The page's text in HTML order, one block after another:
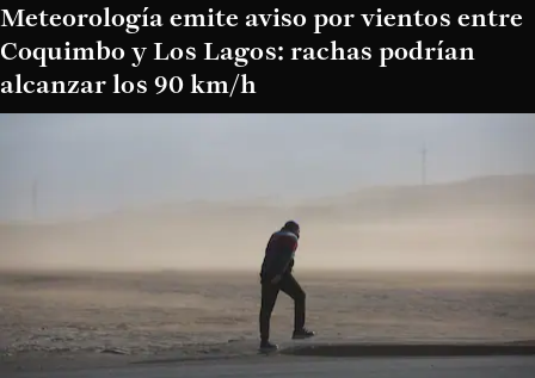
Meteorología emite aviso por vientos entre
Coquimbo y Los Lagos: rachas podrían
alcanzar los 90 km/h